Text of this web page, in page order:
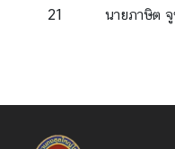
ต
ก
21 นายภาษิต